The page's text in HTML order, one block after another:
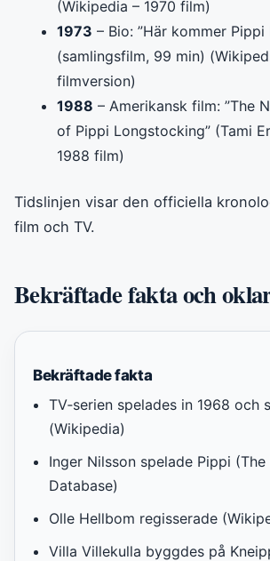
(Wikipedia – 1970 film)
1973 – Bio: ”Här kommer Pippi
(samlingsfilm, 99 min)
filmversion)
1988 – Amerikansk film: ”The
of Pippi Longstocking” (Tami
1988 film)
Tidslinjen visar den officiella
film och TV.
Bekräftade fakta och
Bekräftade fakta
TV‑serien spelades in 1968 och
(Wikipedia)
Inger Nilsson spelade Pippi
Database)
Olle Hellbom regisserade
Villa Villekulla byggdes på